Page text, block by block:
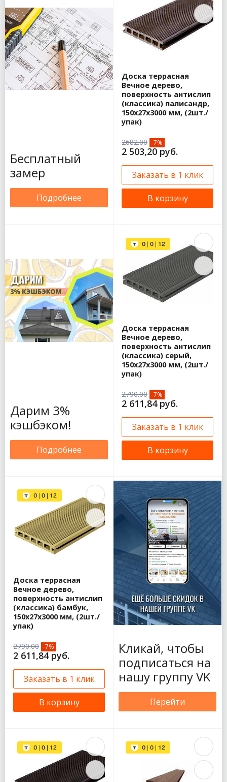
Бесплатный
замер
Подробнее
Доска террасная
Вечное дерево,
поверхность антислип
(классика) палисандр,
150х27х3000 мм, (2шт./
упак)
2682.00 -7%
2 503,20 руб.
Заказать в 1 клик
В корзину
Дарим 3%
кэшбэком!
Подробнее
Доска террасная
Вечное дерево,
поверхность антислип
(классика) серый,
150х27х3000 мм, (2шт./
упак)
2790.00 -7%
2 611,84 руб.
Заказать в 1 клик
В корзину
Доска террасная
Вечное дерево,
поверхность антислип
(классика) бамбук,
150х27х3000 мм, (2шт./
упак)
2790.00 -7%
2 611,84 руб.
Заказать в 1 клик
В корзину
Кликай, чтобы
подписаться на
нашу группу VK
Перейти